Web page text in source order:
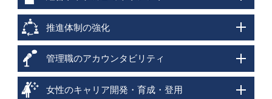
推進体制の強化
管理職のアカウンタビリティ
女性のキャリア開発・育成・登用